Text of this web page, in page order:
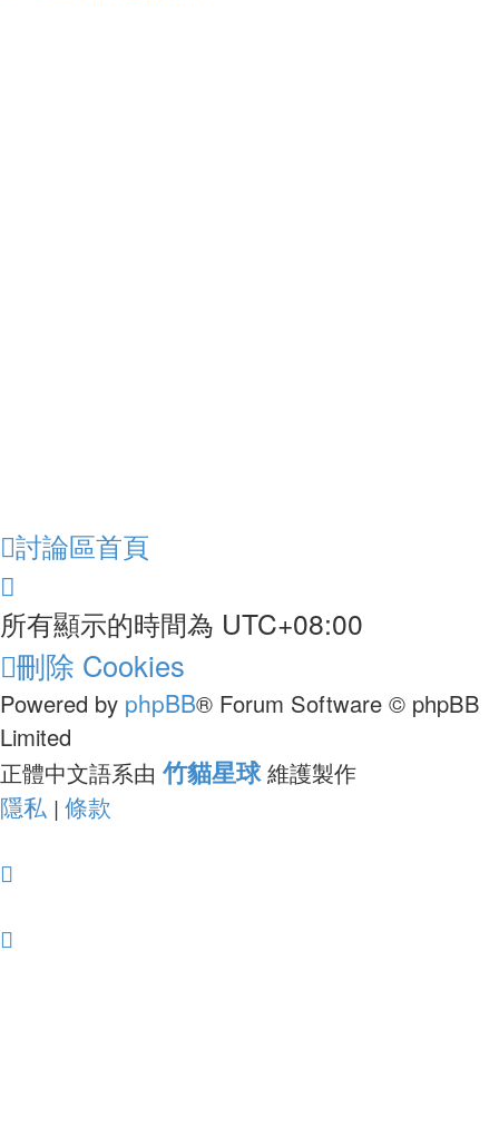
討論區首頁
所有顯示的時間為 UTC+08:00
刪除 Cookies
Powered by phpBB® Forum Software © phpBB
Limited
正體中文語系由 竹貓星球 維護製作
隱私 | 條款